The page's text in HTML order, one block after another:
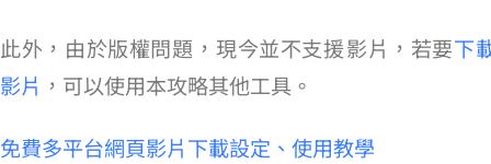
此外，由於版權問題，Cobalt 現今並不支援 YT 影片，若要下載 YouTube
影片 ，可以使用本攻略其他工具。
>> Cobalt – 免費多平台網頁影片下載設定、使用教學